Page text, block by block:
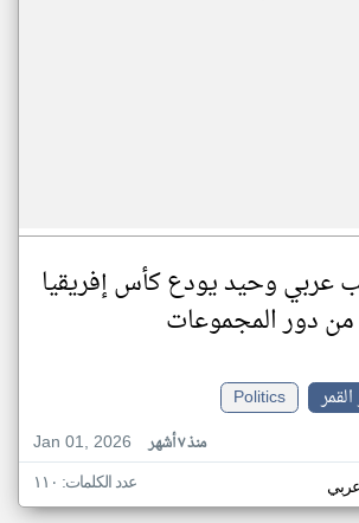
عربي وحيد يودع كأس إفريقيا
Politics
Jan 01, 2026
منذ ٧ أشهر
عدد الكلمات: ١١٠